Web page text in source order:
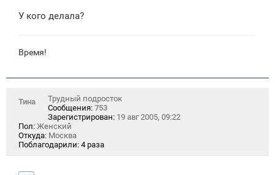
У кого делала?
Время!
Тина
Трудный подросток
Сообщения: 753
Зарегистрирован: 19 авг 2005, 09:22
Пол: Женский
Откуда: Москва
Поблагодарили: 4 раза